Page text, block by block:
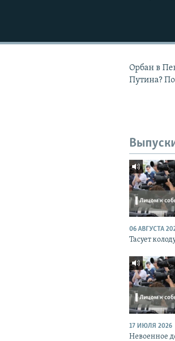
Орбан в
Путина?
06 АВГУСТА
Тасует
17 ИЮЛЯ 2026
Невоенное